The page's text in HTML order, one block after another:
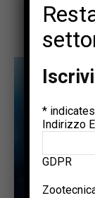
*
Indirizzo
GDPR